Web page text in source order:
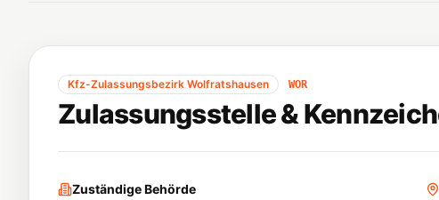
Kfz-Zulassungsbezirk Wolfratshausen WOR
Zulassungsstelle &
Zuständige Behörde